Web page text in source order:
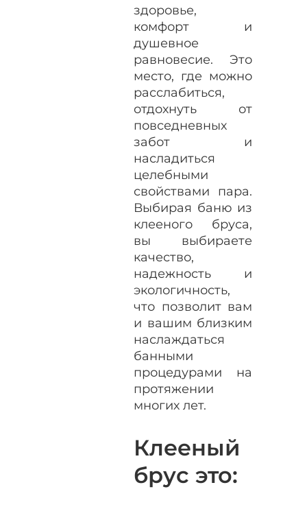
здоровье,
комфорт и
душевное
равновесие. Это
место, где можно
расслабиться,
отдохнуть от
повседневных
забот и
насладиться
целебными
свойствами пара.
Выбирая баню из
клееного бруса,
вы выбираете
качество,
надежность и
экологичность,
что позволит вам
и вашим близким
наслаждаться
банными
процедурами на
протяжении
многих лет.
Клееный
брус это: